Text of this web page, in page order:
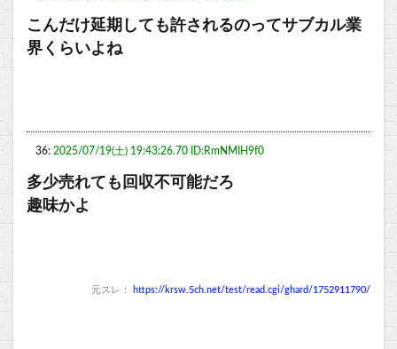
こんだけ延期しても許されるのってサブカル業
界くらいよね
36: 2025/07/19(土) 19:43:26.70 ID:RmNMIH9f0
多少売れても回収不可能だろ
趣味かよ
元スレ： https://krsw.5ch.net/test/read.cgi/ghard/1752911790/